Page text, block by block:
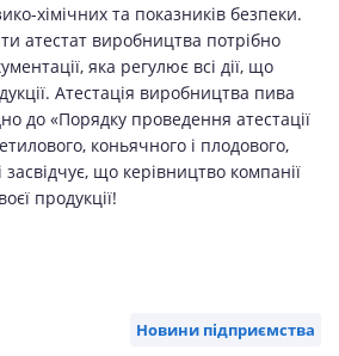
хімічних та показників безпеки.
атестат виробництва потрібно
яка регулює всі дії, що
Атестація виробництва пива
до «Порядку проведення атестації
коньячного і плодового,
засвідчує, що керівництво компанії
продукції!
Новини підприємства